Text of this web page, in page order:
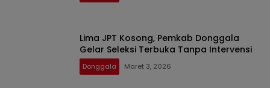
Lima JPT Kosong, Pemkab Donggala
Gelar Seleksi Terbuka Tanpa Intervensi
Donggala Maret 3, 2026